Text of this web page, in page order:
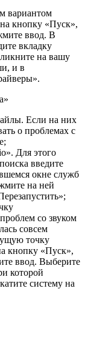
вариантом
кнопку «Пуск»,
ввод. В
вкладку
на вашу
и в
Если на них
о проблемах с
Для этого
введите
окне служб
на ней
со звуком
совсем
точку
кнопку «Пуск»,
ввод. Выберите
которой
систему на